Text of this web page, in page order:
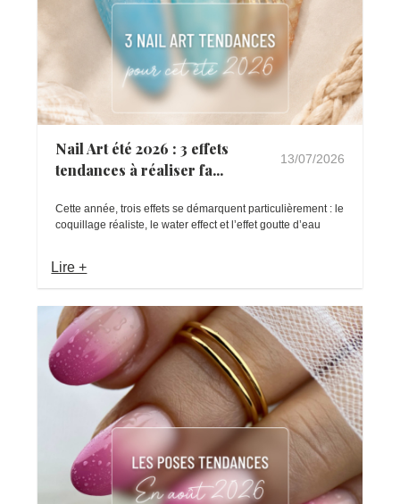
Nail Art été 2026 : 3 effets
tendances à réaliser fa...
13/07/2026
Cette année, trois effets se démarquent particulièrement : le
coquillage réaliste, le water effect et l’effet goutte d’eau
Lire +